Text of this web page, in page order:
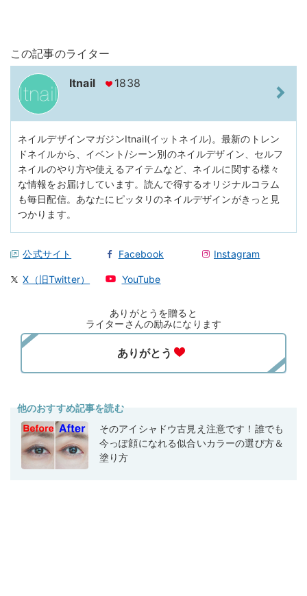
この記事のライター
Itnail 1838
ネイルデザインマガジンItnail(イットネイル)。最新のトレン
ドネイルから、イベント/シーン別のネイルデザイン、セルフ
ネイルのやり方や使えるアイテムなど、ネイルに関する様々
な情報をお届けしています。読んで得するオリジナルコラム
も毎日配信。あなたにピッタリのネイルデザインがきっと見
つかります。
公式サイト Facebook Instagram
X（旧Twitter） YouTube
ありがとうを贈ると
ライターさんの励みになります
他のおすすめ記事を読む
そのアイシャドウ古見え注意です！誰でも
今っぽ顔になれる似合いカラーの選び方＆
塗り方